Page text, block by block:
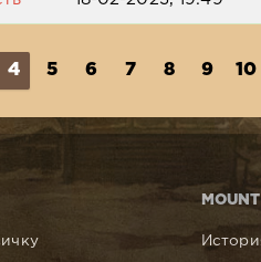
4 5 6 7 8 9 10